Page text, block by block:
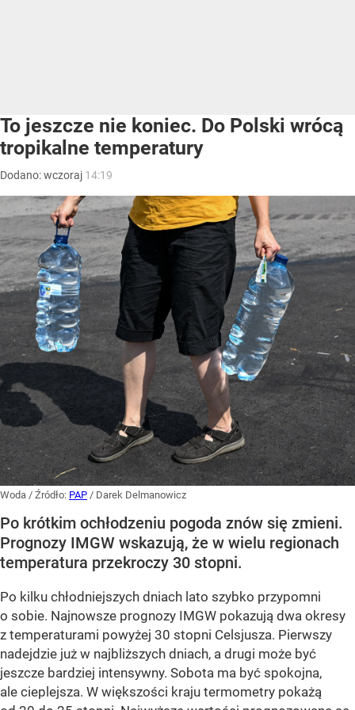
To jeszcze nie koniec. Do Polski wrócą
tropikalne temperatury
Dodano:wczoraj 14:19
Woda / Źródło: PAP / Darek Delmanowicz
Po krótkim ochłodzeniu pogoda znów się zmieni.
Prognozy IMGW wskazują, że w wielu regionach
temperatura przekroczy 30 stopni.
Po kilku chłodniejszych dniach lato szybko przypomni
o sobie. Najnowsze prognozy IMGW pokazują dwa okresy
z temperaturami powyżej 30 stopni Celsjusza. Pierwszy
nadejdzie już w najbliższych dniach, a drugi może być
jeszcze bardziej intensywny. Sobota ma być spokojna,
ale cieplejsza. W większości kraju termometry pokażą